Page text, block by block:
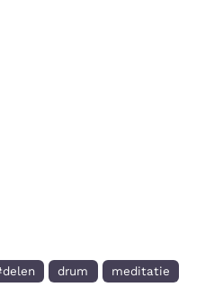
drum meditatie